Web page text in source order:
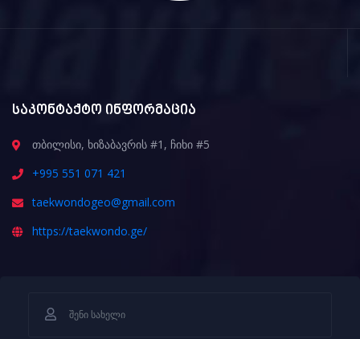
საკონტაქტო ინფორმაცია
თბილისი, ხიზაბავრის #1, ჩიხი #5
+995 551 071 421
taekwondogeo@gmail.com
https://taekwondo.ge/